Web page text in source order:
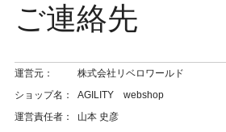
ご連絡先
運営元：
株式会社リベロワールド
ショップ名：
AGILITY webshop
運営責任者：
山本 史彦